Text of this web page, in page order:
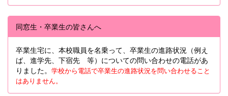
同窓生・卒業生の皆さんへ
卒業生宅に、本校職員を名乗って、卒業生の進路状況（例え
ば、進学先、下宿先 等）についての問い合わせの電話があ
りました。 学校から電話で卒業生の進路状況を問い合わせること
はありません。